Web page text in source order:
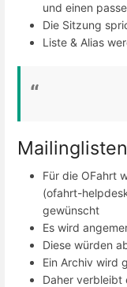
und einen
Die Sitzung
Liste & Alias
Für die OFahrt
(ofahrt-
gewünscht
Es wird
Diese würden
Ein Archiv wird
Daher verbleibt